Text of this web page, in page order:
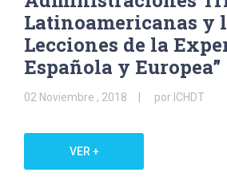
Latinoamericanas y
Lecciones de la
Española y Europea”
02 Noviembre , 2018 por ICHDT
VER +